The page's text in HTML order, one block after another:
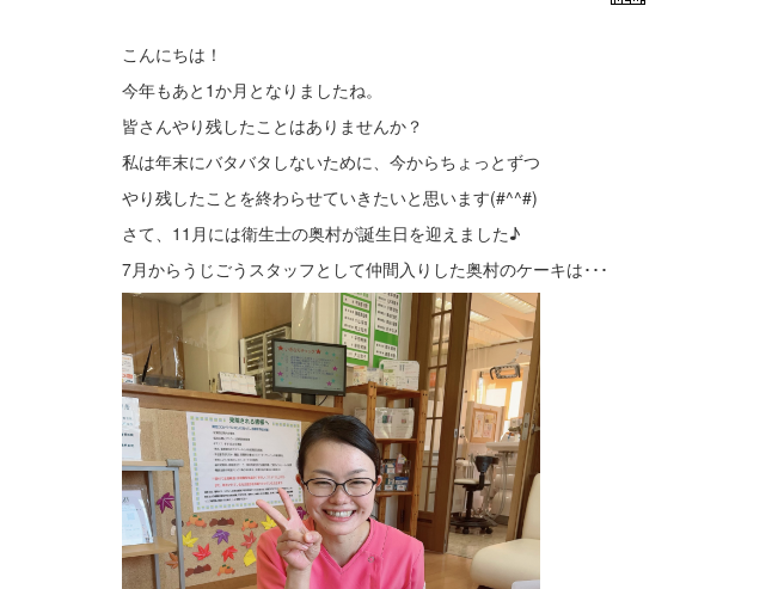
こんにちは！
今年もあと1か月となりましたね。
皆さんやり残したことはありませんか？
私は年末にバタバタしないために、今からちょっとずつ
やり残したことを終わらせていきたいと思います(#^^#)
さて、11月には衛生士の奥村が誕生日を迎えました♪
7月からうじごうスタッフとして仲間入りした奥村のケーキは･･･